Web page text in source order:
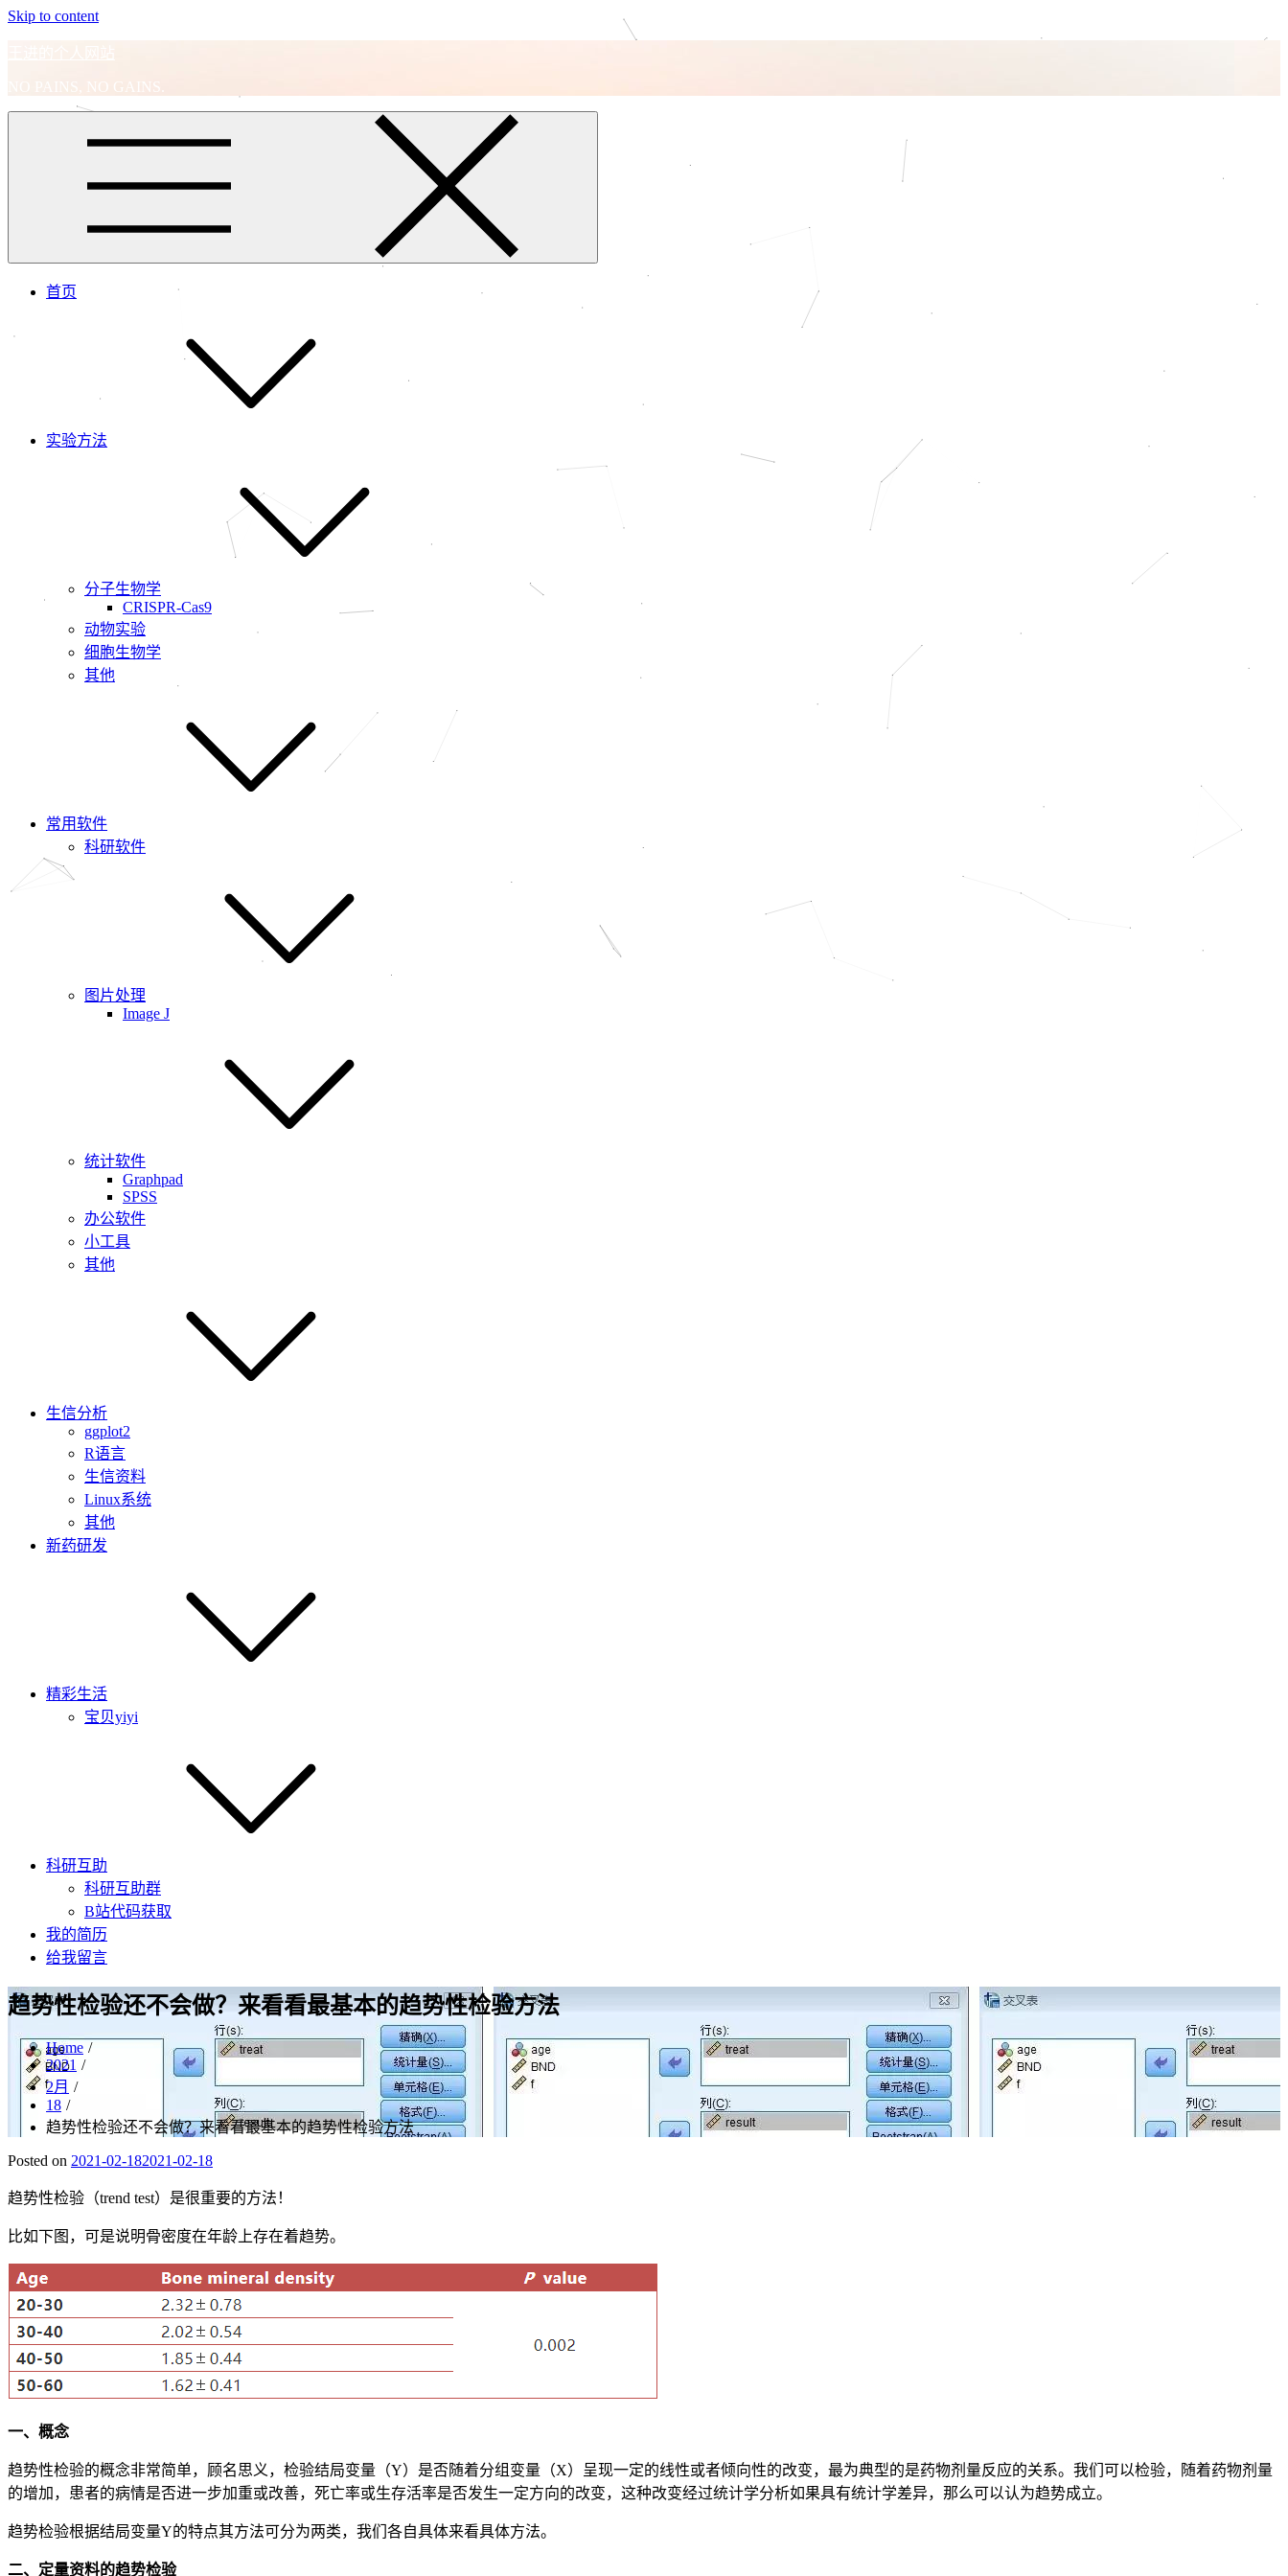
Skip to content
王进的个人网站
NO PAINS, NO GAINS.
首页
实验方法
分子生物学
CRISPR-Cas9
动物实验
细胞生物学
其他
常用软件
科研软件
图片处理
Image J
统计软件
Graphpad
SPSS
办公软件
小工具
其他
生信分析
ggplot2
R语言
生信资料
Linux系统
其他
新药研发
精彩生活
宝贝yiyi
科研互助
科研互助群
B站代码获取
我的简历
给我留言
趋势性检验还不会做？来看看最基本的趋势性检验方法
Home
2021
2月
18
趋势性检验还不会做？来看看最基本的趋势性检验方法
Posted on 2021-02-182021-02-18
趋势性检验（trend test）是很重要的方法！
比如下图，可是说明骨密度在年龄上存在着趋势。
一、概念
趋势性检验的概念非常简单，顾名思义，检验结局变量（Y）是否随着分组变量（X）呈现一定的线性或者倾向性的改变，最为典型的是药物剂量反应的关系。我们可以检验，随着药物剂量
的增加，患者的病情是否进一步加重或改善，死亡率或生存活率是否发生一定方向的改变，这种改变经过统计学分析如果具有统计学差异，那么可以认为趋势成立。
趋势检验根据结局变量Y的特点其方法可分为两类，我们各自具体来看具体方法。
二、定量资料的趋势检验